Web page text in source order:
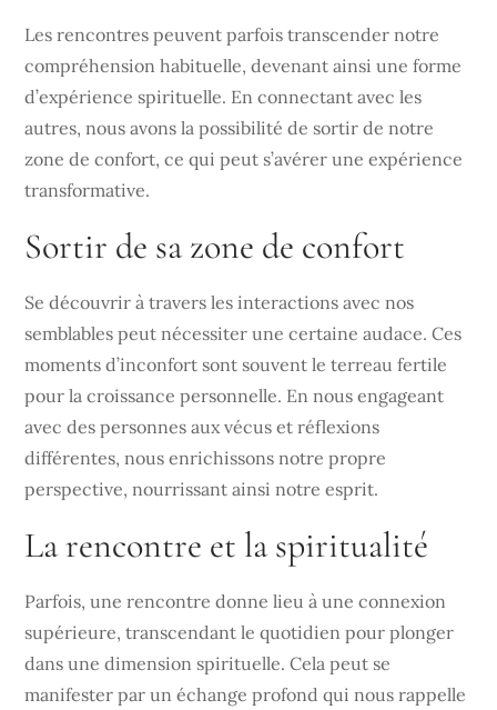
Les rencontres peuvent parfois transcender notre
compréhension habituelle, devenant ainsi une forme
d’expérience spirituelle. En connectant avec les
autres, nous avons la possibilité de sortir de notre
zone de confort, ce qui peut s’avérer une expérience
transformative.
Sortir de sa zone de confort
Se découvrir à travers les interactions avec nos
semblables peut nécessiter une certaine audace. Ces
moments d’inconfort sont souvent le terreau fertile
pour la croissance personnelle. En nous engageant
avec des personnes aux vécus et réflexions
différentes, nous enrichissons notre propre
perspective, nourrissant ainsi notre esprit.
La rencontre et la spiritualité
Parfois, une rencontre donne lieu à une connexion
supérieure, transcendant le quotidien pour plonger
dans une dimension spirituelle. Cela peut se
manifester par un échange profond qui nous rappelle